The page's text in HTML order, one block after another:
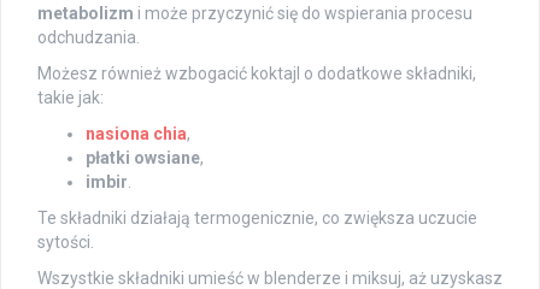
metabolizm i może przyczynić się do wspierania procesu
odchudzania.
Możesz również wzbogacić koktajl o dodatkowe składniki,
takie jak:
nasiona chia,
płatki owsiane,
imbir
Te składniki działają termogenicznie, co zwiększa uczucie
sytości.
Wszystkie składniki umieść w blenderze i miksuj, aż uzyskasz